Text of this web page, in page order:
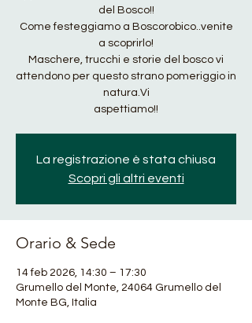
del Bosco!!
Come festeggiamo a Boscorobico..venite
a scoprirlo!
Maschere, trucchi e storie del bosco vi
attendono per questo strano pomeriggio in
natura.Vi
aspettiamo!!
La registrazione è stata chiusa
Scopri gli altri eventi
Orario & Sede
14 feb 2026, 14:30 – 17:30
Grumello del Monte, 24064 Grumello del
Monte BG, Italia